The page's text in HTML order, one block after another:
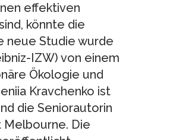
effektiven
könnte die
neue Studie wurde
IZW) von einem
Ökologie und
Kravchenko ist
die Seniorautorin
Melbourne. Die